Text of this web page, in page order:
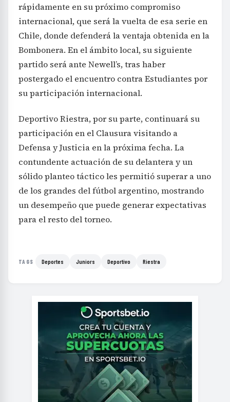
rápidamente en su próximo compromiso
internacional, que será la vuelta de esa serie en
Chile, donde defenderá la ventaja obtenida en la
Bombonera. En el ámbito local, su siguiente
partido será ante Newell’s, tras haber
postergado el encuentro contra Estudiantes por
su participación internacional.
Deportivo Riestra, por su parte, continuará su
participación en el Clausura visitando a
Defensa y Justicia en la próxima fecha. La
contundente actuación de su delantera y un
sólido planteo táctico les permitió superar a uno
de los grandes del fútbol argentino, mostrando
un desempeño que puede generar expectativas
para el resto del torneo.
TAGS Deportes Juniors Deportivo Riestra